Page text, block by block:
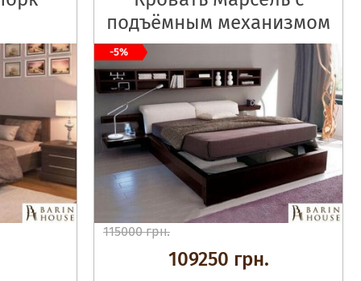
подъёмным механизмом
115000 грн.
109250 грн.
-5%